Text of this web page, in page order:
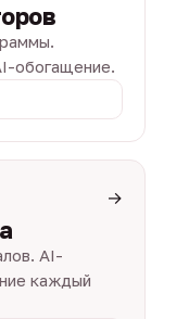
обогащение.
→
AI-
каждый